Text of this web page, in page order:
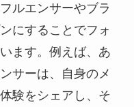
ルエンサーやブラ
にすることでフォ
ます。例えば、あ
サーは、自身のメ
験をシェアし、そ